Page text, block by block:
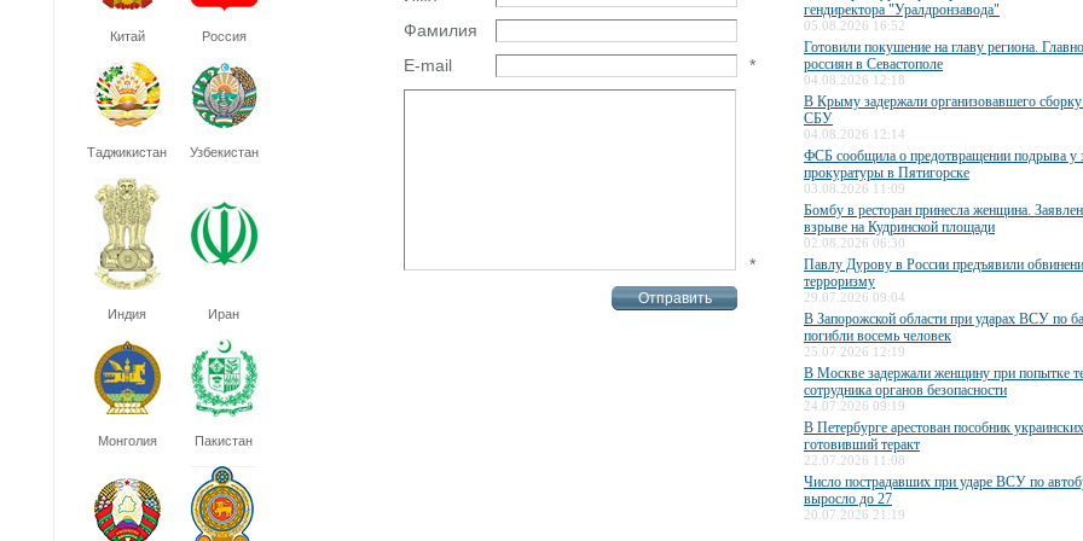
Китай Россия
Таджикистан Узбекистан
Индия Иран
Монголия Пакистан
Фамилия
E-mail
*
*
гендиректора "Уралдронзавода"
05.08.2026 16:52
Готовили покушение на главу региона.
россиян в Севастополе
04.08.2026 12:18
В Крыму задержали организовавшего
СБУ
04.08.2026 12:14
ФСБ сообщила о предотвращении подрыва у
прокуратуры в Пятигорске
03.08.2026 11:09
Бомбу в ресторан принесла женщина.
взрыве на Кудринской площади
02.08.2026 06:30
Павлу Дурову в России предъявили
терроризму
29.07.2026 09:04
В Запорожской области при ударах ВСУ по
погибли восемь человек
25.07.2026 12:19
В Москве задержали женщину при попытке
сотрудника органов безопасности
24.07.2026 09:19
В Петербурге арестован пособник
готовивший теракт
22.07.2026 11:08
Число пострадавших при ударе ВСУ по
выросло до 27
20.07.2026 21:19